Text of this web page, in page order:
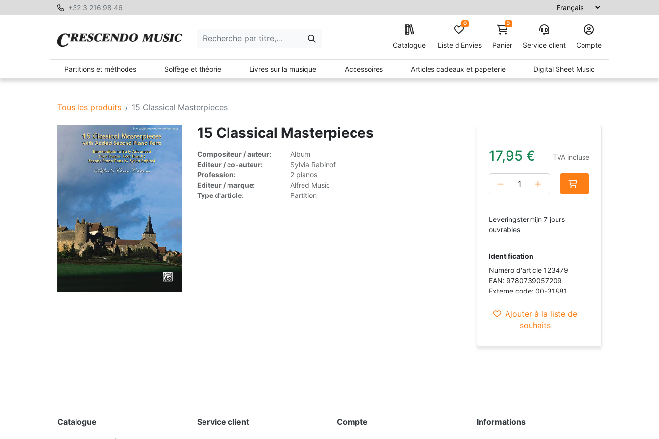
+32 3 216 98 46
Catalogue Liste d'Envies
0 0
Panier Service client Compte
Partitions et méthodes Solfège et théorie Livres sur la musique Accessoires Articles cadeaux et papeterie Digital Sheet Music
Tous les produits 15 Classical Masterpieces
15 Classical Masterpieces
Compositeur / auteur:
Album
Editeur / co-auteur:
Sylvia Rabinof
Profession:
2 pianos
Editeur / marque:
Alfred Music
Type d'article:
Partition
17,95 € TVA incluse
Leveringstermijn 7 jours
ouvrables
Identification
Numéro d'article 123479
EAN: 9780739057209
Externe code: 00-31881
Ajouter à la liste de
souhaits
Catalogue
Service client
Compte
Informations